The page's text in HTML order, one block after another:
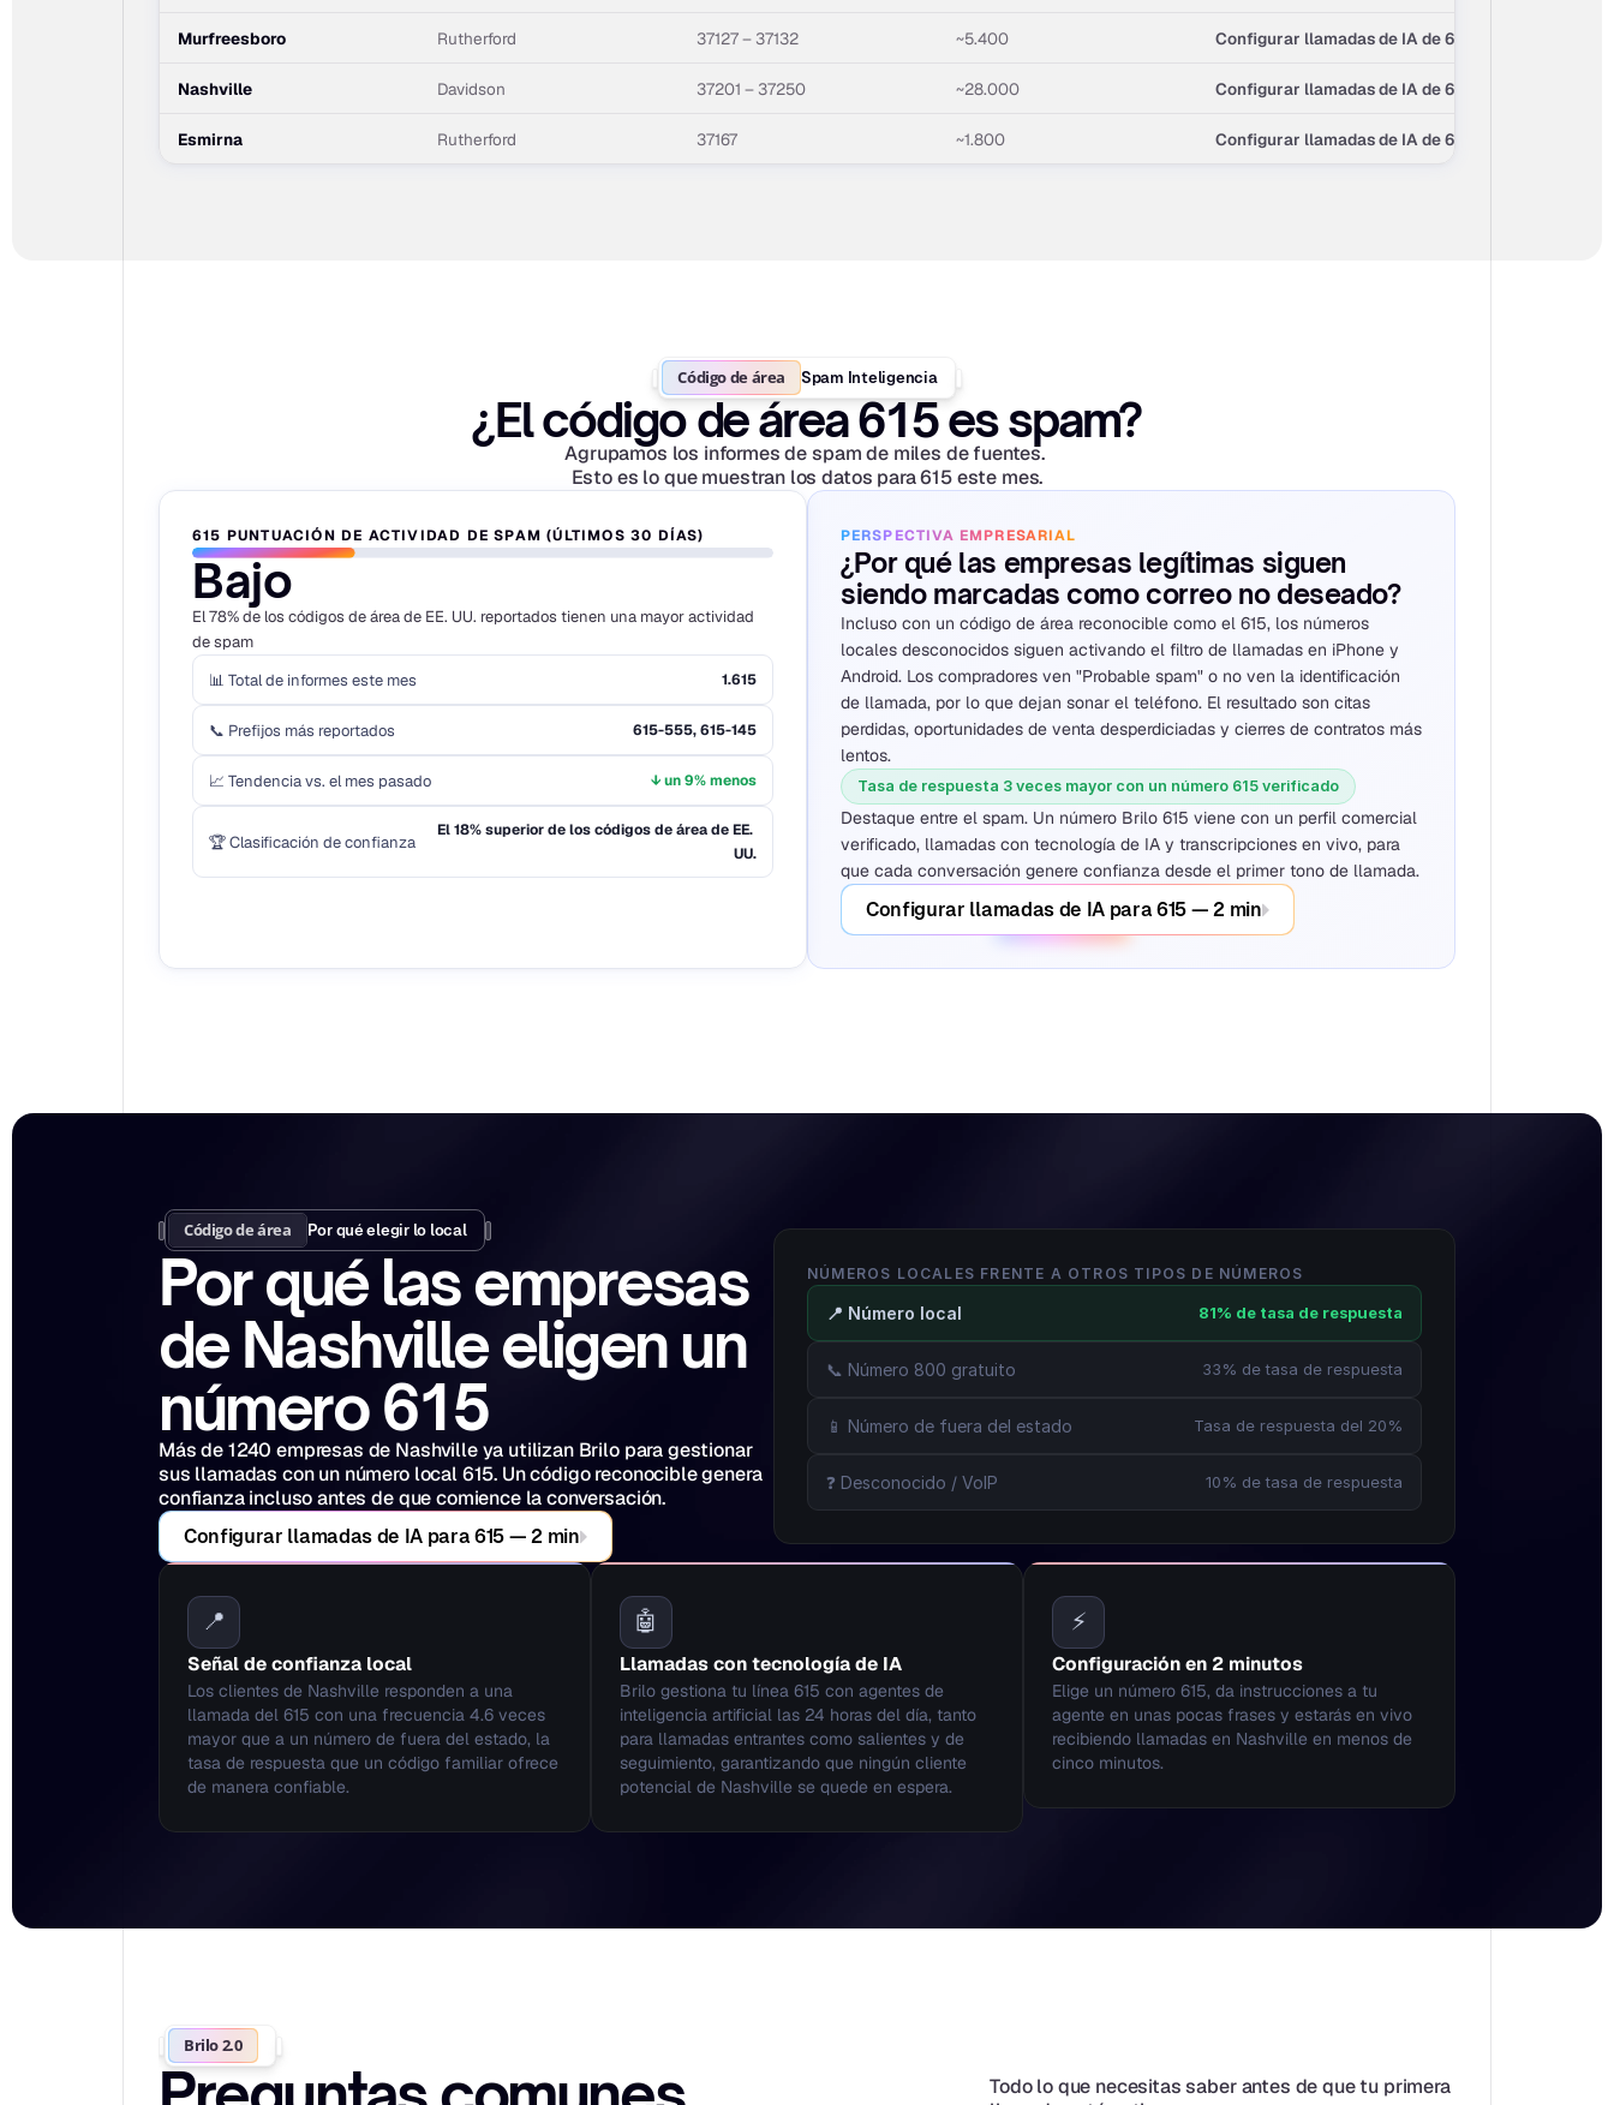
Murfreesboro Rutherford 37127 – 37132 ~5.400 Configurar llamadas de IA de 615 →
Nashville Davidson 37201 – 37250 ~28.000 Configurar llamadas de IA de 615 →
Esmirna Rutherford 37167 ~1.800 Configurar llamadas de IA de 615 →
Código de área Spam Inteligencia
¿El código de área 615 es spam?
Agrupamos los informes de spam de miles de fuentes.
Esto es lo que muestran los datos para 615 este mes.
615 PUNTUACIÓN DE ACTIVIDAD DE SPAM (ÚLTIMOS 30 DÍAS)
Bajo
El 78% de los códigos de área de EE. UU. reportados tienen una mayor actividad
de spam
📊 Total de informes este mes
1.615
📞 Prefijos más reportados 615-555, 615-145
📈 Tendencia vs. el mes pasado ↓ un 9% menos
🏆 Clasificación de confianza
El 18% superior de los códigos de área de EE.
UU.
PERSPECTIVA EMPRESARIAL
¿Por qué las empresas legítimas siguen
siendo marcadas como correo no deseado?
Incluso con un código de área reconocible como el 615, los números
locales desconocidos siguen activando el filtro de llamadas en iPhone y
Android. Los compradores ven "Probable spam" o no ven la identificación
de llamada, por lo que dejan sonar el teléfono. El resultado son citas
perdidas, oportunidades de venta desperdiciadas y cierres de contratos más
lentos.
Tasa de respuesta 3 veces mayor con un número 615 verificado
Destaque entre el spam. Un número Brilo 615 viene con un perfil comercial
verificado, llamadas con tecnología de IA y transcripciones en vivo, para
que cada conversación genere confianza desde el primer tono de llamada.
Configurar llamadas de IA para 615 — 2 min
Código de área Por qué elegir lo local
Por qué las empresas
de Nashville eligen un
número 615
Más de 1240 empresas de Nashville ya utilizan Brilo para gestionar
sus llamadas con un número local 615. Un código reconocible genera
confianza incluso antes de que comience la conversación.
Configurar llamadas de IA para 615 — 2 min
NÚMEROS LOCALES FRENTE A OTROS TIPOS DE NÚMEROS
📍 Número local 81% de tasa de respuesta
📞 Número 800 gratuito 33% de tasa de respuesta
📱 Número de fuera del estado Tasa de respuesta del 20%
❓ Desconocido / VoIP 10% de tasa de respuesta
📍
Señal de confianza local
Los clientes de Nashville responden a una
llamada del 615 con una frecuencia 4.6 veces
mayor que a un número de fuera del estado, la
tasa de respuesta que un código familiar ofrece
de manera confiable.
🤖
Llamadas con tecnología de IA
Brilo gestiona tu línea 615 con agentes de
inteligencia artificial las 24 horas del día, tanto
para llamadas entrantes como salientes y de
seguimiento, garantizando que ningún cliente
potencial de Nashville se quede en espera.
⚡
Configuración en 2 minutos
Elige un número 615, da instrucciones a tu
agente en unas pocas frases y estarás en vivo
recibiendo llamadas en Nashville en menos de
cinco minutos.
Brilo 2.0
Todo lo que necesitas saber antes de que tu primera